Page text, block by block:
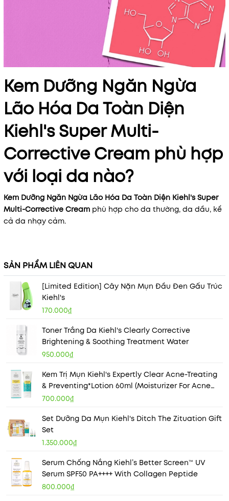
Kem Dưỡng Ngăn Ngừa
Lão Hóa Da Toàn Diện
Kiehl's Super Multi-
Corrective Cream phù hợp
với loại da nào?
Kem Dưỡng Ngăn Ngừa Lão Hóa Da Toàn Diện Kiehl's Super
Multi-Corrective Cream phù hợp cho da thường, da dầu, kể
cả da nhạy cảm.
SẢN PHẨM LIÊN QUAN
[Limited Edition] Cây Nặn Mụn Đầu Đen Gấu Trúc
Kiehl's
170.000₫
Toner Trắng Da Kiehl's Clearly Corrective
Brightening & Soothing Treatment Water
950.000₫
Kem Trị Mụn Kiehl's Expertly Clear Acne-Treating
& Preventing*Lotion 60ml (Moisturizer For Acne
Prone Skin)
700.000₫
Set Dưỡng Da Mụn Kiehl's Ditch The Zituation Gift
Set
1.350.000₫
Serum Chống Nắng Kiehl’s Better Screen™ UV
Serum SPF50 PA++++ With Collagen Peptide
800.000₫